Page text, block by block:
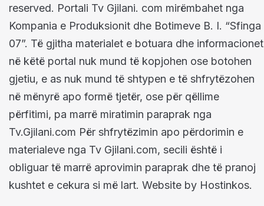
reserved. Portali Tv Gjilani. com mirëmbahet nga
Kompania e Produksionit dhe Botimeve B. I. “Sfinga
07”. Të gjitha materialet e botuara dhe informacionet
në këtë portal nuk mund të kopjohen ose botohen
gjetiu, e as nuk mund të shtypen e të shfrytëzohen
në mënyrë apo formë tjetër, ose për qëllime
përfitimi, pa marrë miratimin paraprak nga
Tv.Gjilani.com Për shfrytëzimin apo përdorimin e
materialeve nga Tv Gjilani.com, secili është i
obliguar të marrë aprovimin paraprak dhe të pranoj
kushtet e cekura si më lart. Website by Hostinkos.